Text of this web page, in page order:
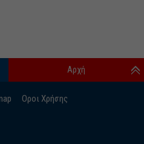
Οροι Χρήσης
Αρχή